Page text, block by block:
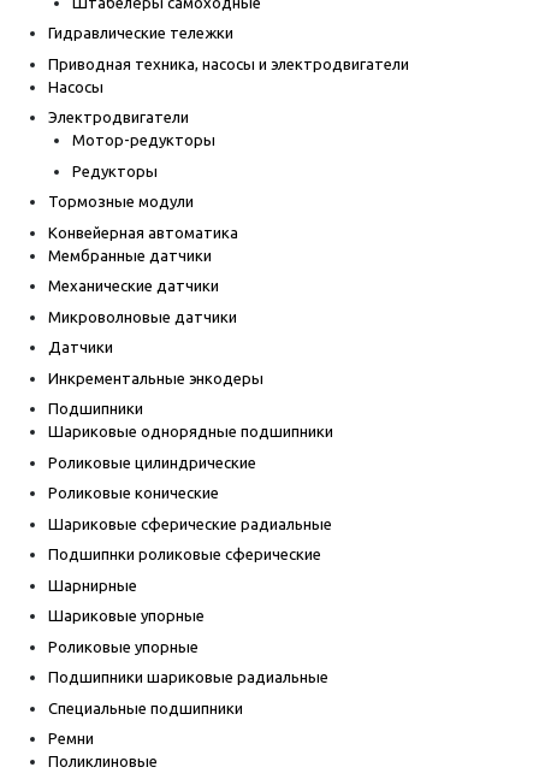
Гидравлические тележки
Приводная техника, насосы и электродвигатели
Насосы
Электродвигатели
Мотор-редукторы
Редукторы
Тормозные модули
Конвейерная автоматика
Мембранные датчики
Механические датчики
Микроволновые датчики
Датчики
Инкрементальные энкодеры
Подшипники
Шариковые однорядные подшипники
Роликовые цилиндрические
Роликовые конические
Шариковые сферические радиальные
Подшипнки роликовые сферические
Шарнирные
Шариковые упорные
Роликовые упорные
Подшипники шариковые радиальные
Специальные подшипники
Ремни
Поликлиновые